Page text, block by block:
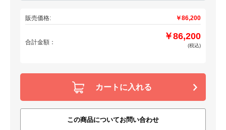
販売価格: ￥86,200
合計金額：
￥86,200
(税込)
カートに入れる
この商品についてお問い合わせ